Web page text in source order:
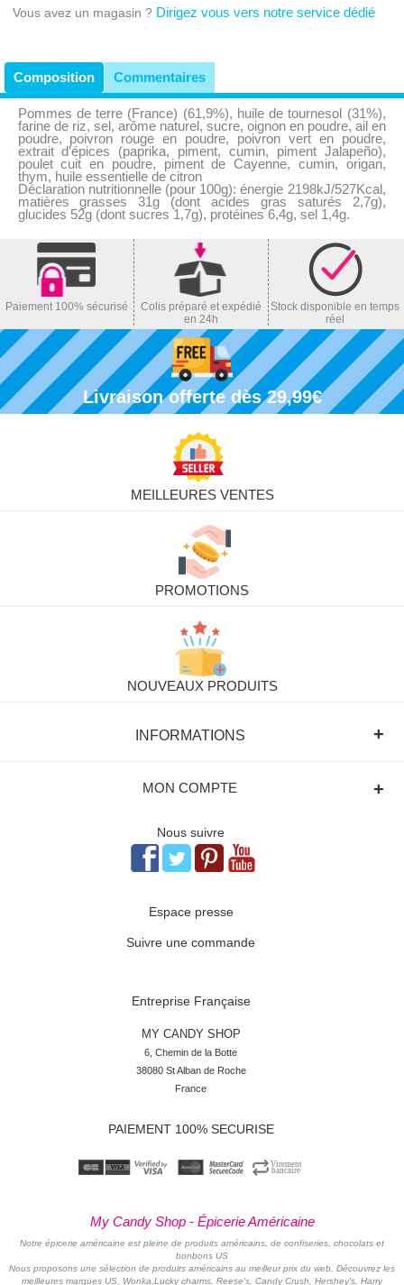
Vous avez un magasin ? Dirigez vous vers notre service dédié
Composition Commentaires
Pommes de terre (France) (61,9%), huile de tournesol (31%),
farine de riz, sel, arôme naturel, sucre, oignon en poudre, ail en
poudre, poivron rouge en poudre, poivron vert en poudre,
extrait d’épices (paprika, piment, cumin, piment Jalapeño),
poulet cuit en poudre, piment de Cayenne, cumin, origan,
thym, huile essentielle de citron
Déclaration nutritionnelle (pour 100g): énergie 2198kJ/527Kcal,
matières grasses 31g (dont acides gras saturés 2,7g),
glucides 52g (dont sucres 1,7g), protéines 6,4g, sel 1,4g.
Paiement 100% sécurisé
Colis préparé et expédié
en 24h
Stock disponible en temps
réel
Livraison offerte dès 29,99€
MEILLEURES VENTES
PROMOTIONS
NOUVEAUX PRODUITS
+
INFORMATIONS
+
MON COMPTE
Nous suivre
Espace presse
Suivre une commande
Entreprise Française
MY CANDY SHOP
6, Chemin de la Botte
38080 St Alban de Roche
France
PAIEMENT 100% SECURISE
My Candy Shop - Épicerie Américaine
Notre épicerie américaine est pleine de produits américains, de confiseries, chocolats et
bonbons US
Nous proposons une sélection de produits américains au meilleur prix du web. Découvrez les
meilleures marques US, Wonka,Lucky charms, Reese's, Candy Crush, Hershey's, Harry